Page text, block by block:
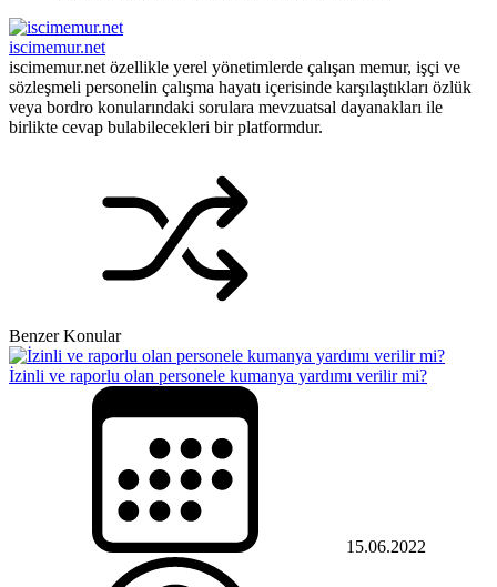
iscimemur.net
iscimemur.net özellikle yerel yönetimlerde çalışan memur, işçi ve
sözleşmeli personelin çalışma hayatı içerisinde karşılaştıkları özlük
veya bordro konularındaki sorulara mevzuatsal dayanakları ile
birlikte cevap bulabilecekleri bir platformdur.
Benzer Konular
İzinli ve raporlu olan personele kumanya yardımı verilir mi?
15.06.2022